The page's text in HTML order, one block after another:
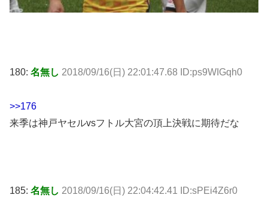
180: 名無し 2018/09/16(日) 22:01:47.68 ID:ps9WIGqh0
>>176
来季は神戸ヤセルvsフトル大宮の頂上決戦に期待だな
185: 名無し 2018/09/16(日) 22:04:42.41 ID:sPEi4Z6r0